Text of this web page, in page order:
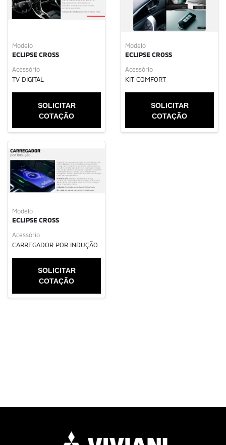
Modelo
ECLIPSE CROSS
Acessório
TV DIGITAL
SOLICITAR
COTAÇÃO
Modelo
ECLIPSE CROSS
Acessório
KIT COMFORT
SOLICITAR
COTAÇÃO
Modelo
ECLIPSE CROSS
Acessório
CARREGADOR POR INDUÇÃO
SOLICITAR
COTAÇÃO